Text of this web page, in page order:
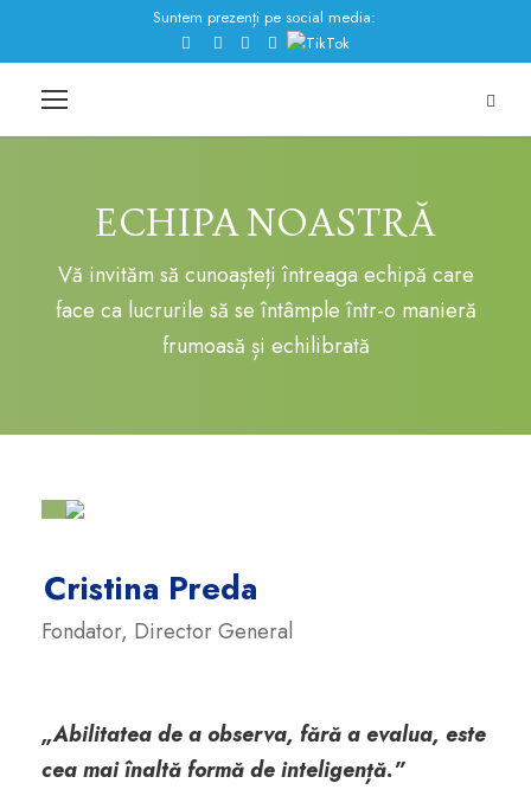
Suntem prezenți pe social media:
ECHIPA NOASTRĂ
Vă invităm să cunoașteți întreaga echipă care
face ca lucrurile să se întâmple într-o manieră
frumoasă și echilibrată
Cristina Preda
Fondator, Director General
„Abilitatea de a observa, fără a evalua, este
cea mai înaltă formă de inteligență.”